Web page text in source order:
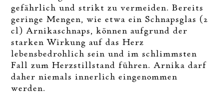
gefährlich und strikt zu vermeiden. Bereits
geringe Mengen, wie etwa ein Schnapsglas (2
cl) Arnikaschnaps, können aufgrund der
starken Wirkung auf das Herz
lebensbedrohlich sein und im schlimmsten
Fall zum Herzstillstand führen. Arnika darf
daher niemals innerlich eingenommen
werden.